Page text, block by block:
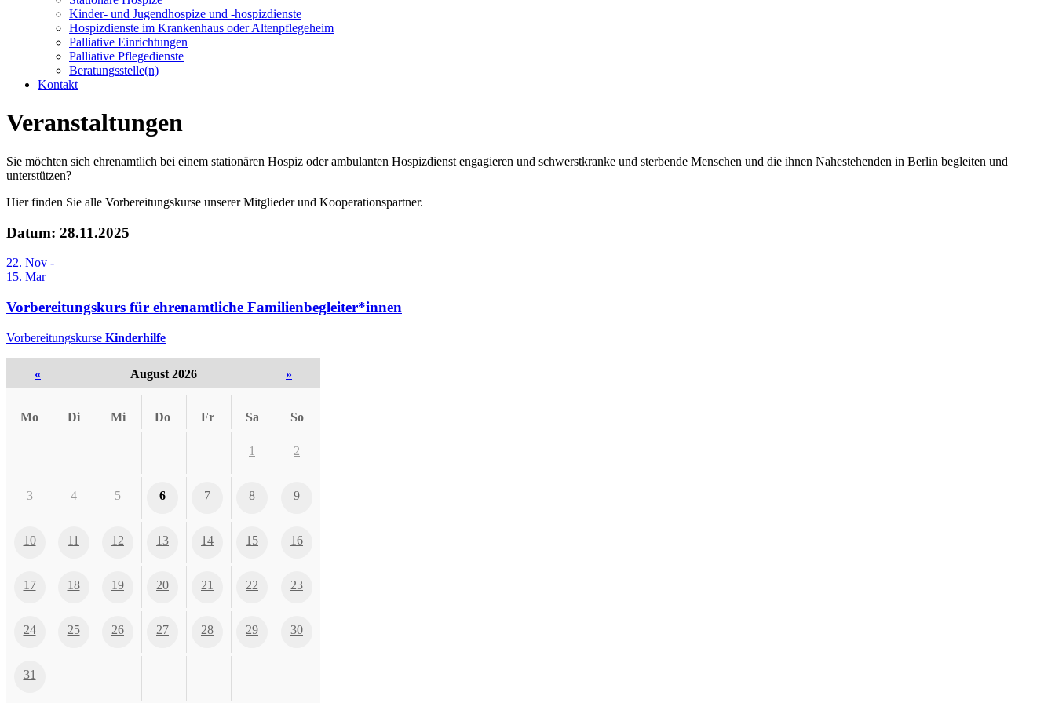
Kinder- und Jugendhospize und -hospizdienste
Hospizdienste im Krankenhaus oder Altenpflegeheim
Palliative Einrichtungen
Palliative Pflegedienste
Beratungsstelle(n)
Kontakt
Veranstaltungen
Sie möchten sich ehrenamtlich bei einem stationären Hospiz oder ambulanten Hospizdienst engagieren und schwerstkranke und sterbende Menschen und die ihnen Nahestehenden in Berlin begleiten und
unterstützen?
Hier finden Sie alle Vorbereitungskurse unserer Mitglieder und Kooperationspartner.
Datum: 28.11.2025
22. Nov -
15. Mar
Vorbereitungskurs für ehrenamtliche Familienbegleiter*innen
Vorbereitungskurse Kinderhilfe
« August 2026 »
Mo Di Mi Do Fr Sa So
1 2
3 4 5 6 7 8 9
10 11 12 13 14 15 16
17 18 19 20 21 22 23
24 25 26 27 28 29 30
31